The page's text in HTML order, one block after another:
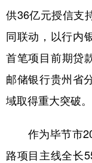
六盘水
黔南
北京
供36亿元授信支
同联动，以行内
首笔项目前期贷
邮储银行贵州省
域取得重大突破。
作为毕节市
路项目主线全长